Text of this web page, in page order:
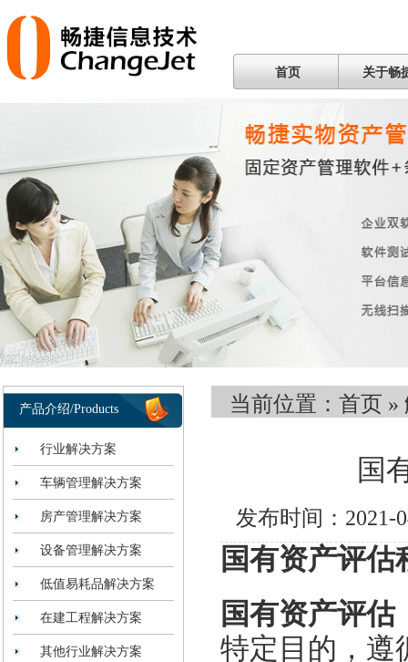
首页 关于畅
产品介绍/Products
行业解决方案
车辆管理解决方案
房产管理解决方案
设备管理解决方案
低值易耗品解决方案
在建工程解决方案
其他行业解决方案
当前位置： 首页 »
国
发布时间：2021-
国有资产评
国有资产评估
特定目的，遵